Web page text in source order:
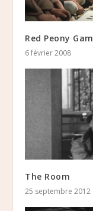
Red Peony
6 février 2008
The Room
25 septembre 2012